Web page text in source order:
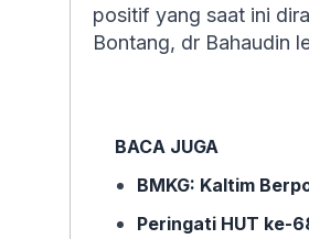
positif yang saat ini
Bontang, dr Bahaudin
BACA JUGA
BMKG: Kaltim
Peringati HUT ke-